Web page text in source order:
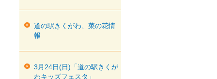
道の駅きくがわ、菜の花情
報
3月24日(日)「道の駅きくが
わキッズフェスタ」